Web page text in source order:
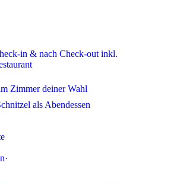
in & nach Check-out inkl.
Zimmer deiner Wahl
als Abendessen
·